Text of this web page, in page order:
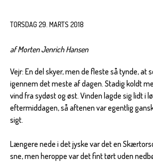
TORSDAG 29. MARTS 2018
af Morten Jenrich Hansen
Vejr: En del skyer, men de fleste så tynde, at
igennem det meste af dagen. Stadig koldt
vind fra sydøst og øst. Vinden lagde sig lidt i
eftermiddagen, så aftenen var egentlig
sigt.
Længere nede i det jyske var det en
sne, men heroppe var det fint tørt uden